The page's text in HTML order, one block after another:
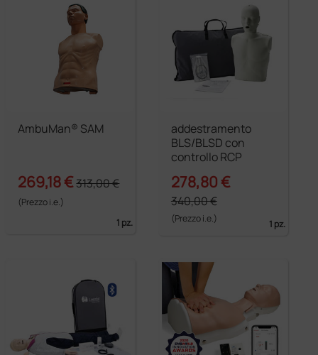
AmbuMan® SAM
269,18 €313,00 €
(Prezzo i.e.)
1 pz.
addestramento
BLS/BLSD con
controllo RCP
278,80 €
340,00 €
(Prezzo i.e.) 1 pz.